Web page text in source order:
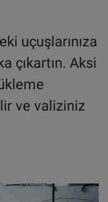
uçuşlarınıza
çıkartın. Aksi
ve valiziniz